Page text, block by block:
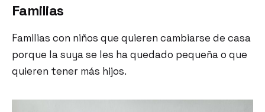
Familias
Familias con niños que quieren cambiarse de casa
porque la suya se les ha quedado pequeña o que
quieren tener más hijos.